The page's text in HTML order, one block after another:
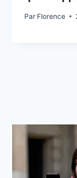
Par Florence